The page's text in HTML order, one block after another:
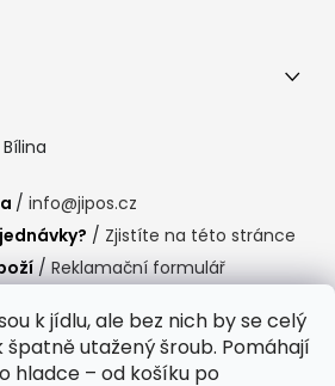
k jídlu, ale bez nich by se celý
utažený šroub. Pomáhají
hladce – od košíku po
/ info@jipos.cz
/ Zjistíte na této stránce
/ Reklamační formulář